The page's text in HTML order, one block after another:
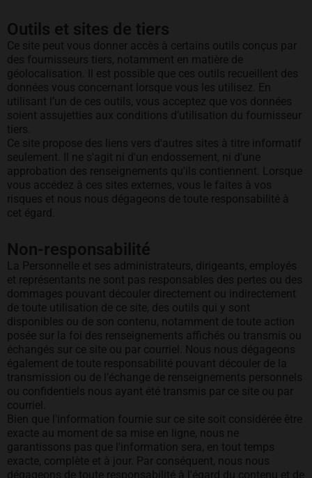
Outils et sites de tiers
Ce site peut vous donner accès à certains outils conçus par
des fournisseurs tiers, notamment en matière de
géolocalisation. Il est possible que ces outils recueillent des
données vous concernant lorsque vous les utilisez. En
utilisant l’un de ces outils, vous acceptez que vos données
soient assujetties aux conditions d’utilisation du fournisseur
tiers.
Ce site propose des liens vers d'autres sites à titre informatif
seulement. Il ne s'agit ni d'un endossement, ni d'une
approbation des renseignements qu'ils contiennent. Lorsque
vous accédez à ces sites externes, vous le faites à vos
risques et nous nous dégageons de toute responsabilité à
cet égard.
Non-responsabilité
La Personnelle et ses administrateurs, dirigeants, employés
et représentants ne sont pas responsables des pertes ou des
dommages pouvant découler directement ou indirectement
de toute utilisation de ce site, des outils qui y sont
disponibles ou de son contenu, notamment de toute action
posée sur la foi des renseignements affichés ou transmis ou
échangés sur ce site ou par courriel. Nous nous dégageons
également de toute responsabilité pouvant découler de la
transmission ou de l’échange de renseignements personnels
ou confidentiels nous ayant été transmis par ce site ou par
courriel.
Bien que l'information fournie sur ce site soit considérée être
exacte au moment de sa mise en ligne, nous ne
garantissons pas que l'information sera, en tout temps
exacte, complète et à jour. Par conséquent, nous nous
dégageons de toute responsabilité à l'égard du contenu et de